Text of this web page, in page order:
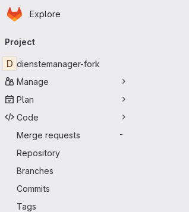
Skip to main content
Homepage
Explore
navigation
Project
D dienstemanager-fork
Manage
Plan
Code
Merge requests
-
Repository
Branches
Commits
Tags